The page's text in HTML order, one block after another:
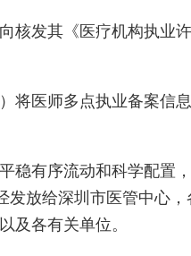
核发其《医疗机构执业
将医师多点执业备案信
稳有序流动和科学配置
放给深圳市医管中心
及各有关单位。